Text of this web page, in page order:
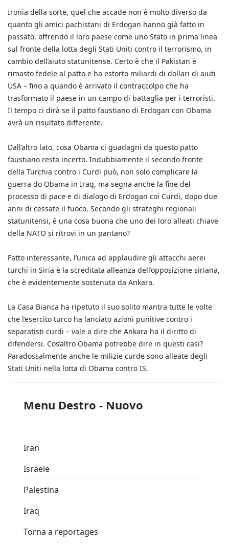
Ironia della sorte, quel che accade non è molto diverso da
quanto gli amici pachistani di Erdogan hanno già fatto in
passato, offrendo il loro paese come uno Stato in prima linea
sul fronte della lotta degli Stati Uniti contro il terrorismo, in
cambio dell’aiuto statunitense. Certo è che il Pakistan è
rimasto fedele al patto e ha estorto miliardi di dollari di aiuti
USA – fino a quando è arrivato il contraccolpo che ha
trasformato il paese in un campo di battaglia per i terroristi.
Il tempo ci dirà se il patto faustiano di Erdogan con Obama
avrà un risultato differente.
Dall’altro lato, cosa Obama ci guadagni da questo patto
faustiano resta incerto. Indubbiamente il secondo fronte
della Turchia contro i Curdi può, non solo complicare la
guerra do Obama in Iraq, ma segna anche la fine del
processo di pace e di dialogo di Erdogan coi Curdi, dopo due
anni di cessate il fuoco. Secondo gli strateghi regionali
statunitensi, è una cosa buona che uno dei loro alleati chiave
della NATO si ritrovi in un pantano?
Fatto interessante, l’unica ad applaudire gli attacchi aerei
turchi in Siria è la screditata alleanza dell’opposizione siriana,
che è evidentemente sostenuta da Ankara.
La Casa Bianca ha ripetuto il suo solito mantra tutte le volte
che l’esercito turco ha lanciato azioni punitive contro i
separatisti curdi – vale a dire che Ankara ha il diritto di
difendersi. Cos’altro Obama potrebbe dire in questi casi?
Paradossalmente anche le milizie curde sono alleate degli
Stati Uniti nella lotta di Obama contro IS.
Menu Destro - Nuovo
Iran
Israele
Palestina
Iraq
Torna a reportages